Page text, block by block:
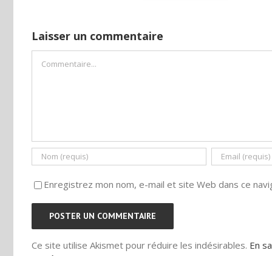
Laisser un commentaire
Enregistrez mon nom, e-mail et site Web dans ce
Ce site utilise Akismet pour réduire les indésirables. En